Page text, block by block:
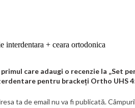
interdentara + ceara ortodonica
primul care adaugi o recenzie la „Set
pentru brackeți Ortho UHS
ta de email nu va fi publicată.